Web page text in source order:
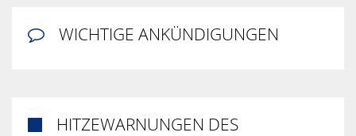
 WICHTIGE ANKÜNDIGUNGEN

HITZEWARNUNGEN DES